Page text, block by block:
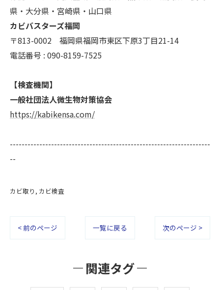
県・大分県・宮崎県・山口県
カビバスターズ福岡
〒813-0002 福岡県福岡市東区下原3丁目21-14
電話番号 : 090-8159-7525
【検査機関】
一般社団法人微生物対策協会
https://kabikensa.com/
--------------------------------------------------------------------
--
カビ取り カビ検査
< 前のページ 一覧に戻る 次のページ >
関連タグ